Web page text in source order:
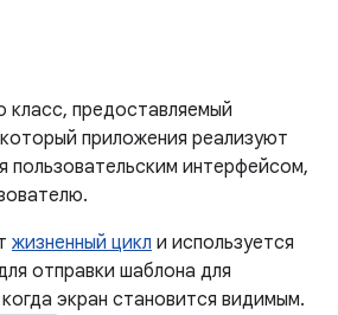
класс, предоставляемый
приложения реализуют
пользовательским интерфейсом,
жизненный цикл и используется
отправки шаблона для
экран становится видимым.